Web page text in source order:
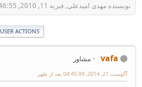
نویسنده مهدی امیدعلی, فبریه 11, 2010, 04:46:55 بعد از ظهر
USER ACTIONS
vafa
مشاور
آگوست 21, 2014, 04:45:09 بعد از ظهر